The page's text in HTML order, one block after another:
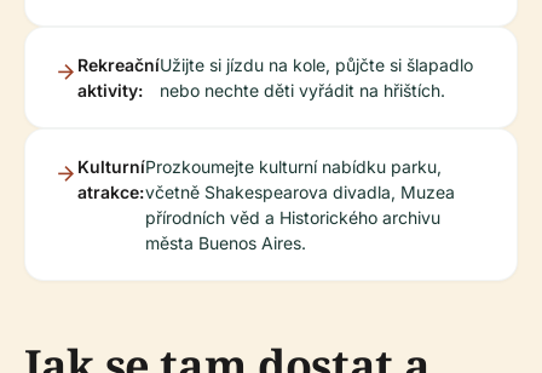
Rekreační
aktivity:
Užijte si jízdu na kole, půjčte si šlapadlo
nebo nechte děti vyřádit na hřištích.
Kulturní
atrakce:
Prozkoumejte kulturní nabídku parku,
včetně Shakespearova divadla, Muzea
přírodních věd a Historického archivu
města Buenos Aires.